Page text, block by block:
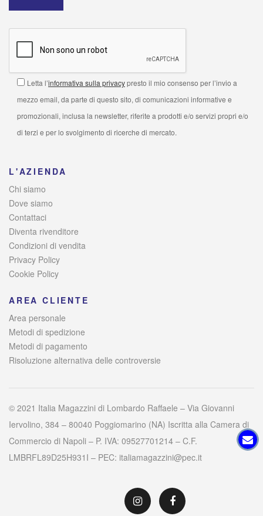
Letta l’informativa sulla privacypresto il mio consenso per l’invio a
mezzo email, da parte di questo sito, di comunicazioni informative e
promozionali, inclusa la newsletter, riferite a prodotti e/o servizi propri e/o
di terzi e per lo svolgimento di ricerche di mercato.
L'AZIENDA
Chi siamo
Dove siamo
Contattaci
Diventa rivenditore
Condizioni di vendita
Privacy Policy
Cookie Policy
AREA CLIENTE
Area personale
Metodi di spedizione
Metodi di pagamento
Risoluzione alternativa delle controversie
© 2021 Italia Magazzini di Lombardo Raffaele – Via Giovanni
Iervolino, 384 – 80040 Poggiomarino (NA) Iscritta alla Camera di
Commercio di Napoli – P. IVA: 09527701214 – C.F.
LMBRFL89D25H931I – PEC: italiamagazzini@pec.it